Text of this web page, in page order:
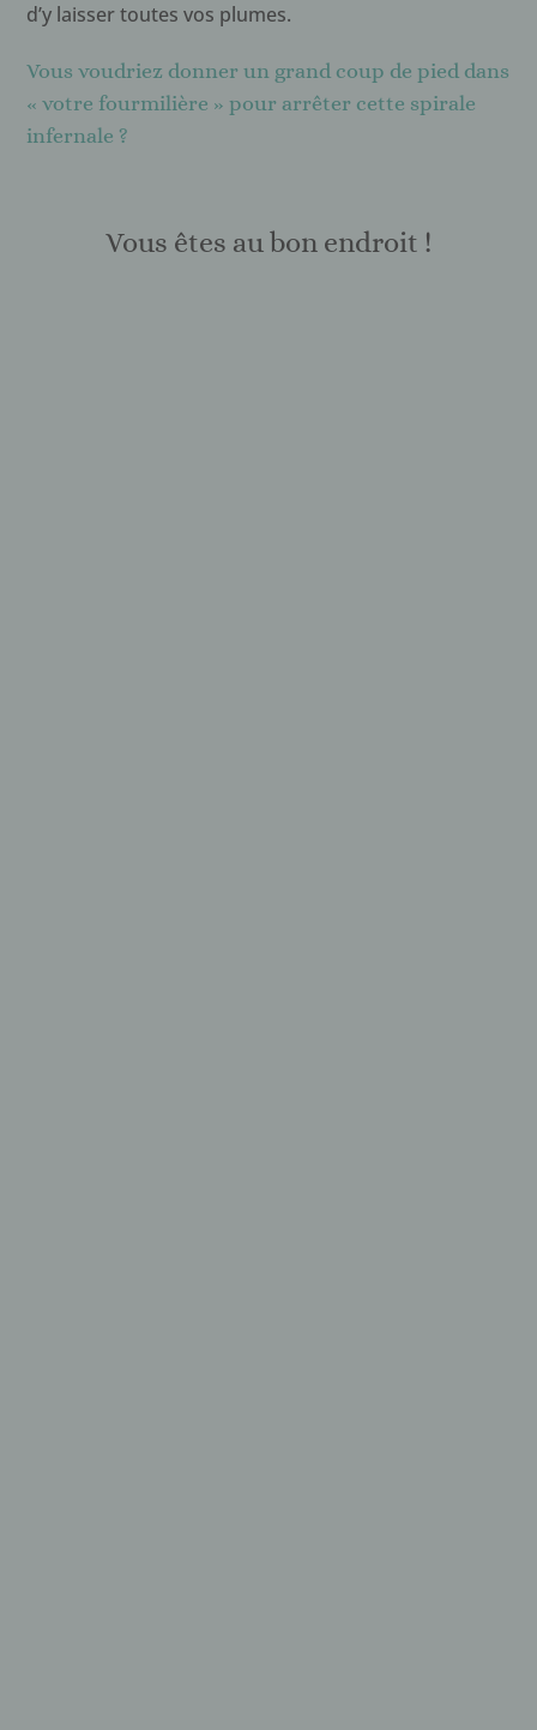
d’y laisser toutes vos plumes.
Vous voudriez donner un grand coup de pied dans
« votre fourmilière » pour arrêter cette spirale
infernale ?
Vous êtes au bon endroit !